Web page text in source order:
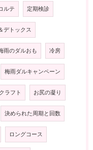
ルテ 定期検診
デトックス
雨のダルおも 冷房
梅雨ダルキャンペーン
ラフト お尻の凝り
決められた周期と回数
ロングコース